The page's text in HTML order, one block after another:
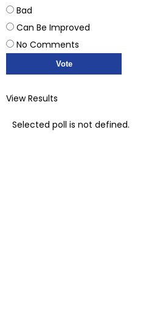
Bad
Can Be Improved
No Comments
View Results
Selected poll is not defined.